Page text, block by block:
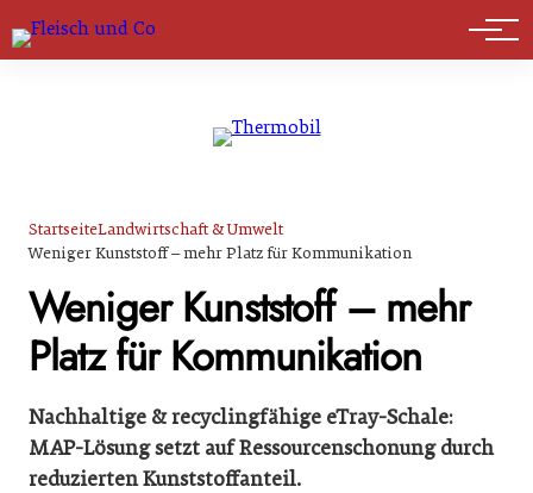
Marktführer
StartseiteLandwirtschaft & Umwelt
Weniger Kunststoff – mehr Platz für Kommunikation
Weniger Kunststoff – mehr
Platz für Kommunikation
Nachhaltige & recyclingfähige eTray-Schale:
MAP-Lösung setzt auf Ressourcenschonung durch
reduzierten Kunststoffanteil.